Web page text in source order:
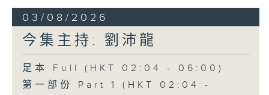
03/08/2026
今集主持: 劉沛龍
足本 Full (HKT 02:04 - 06:00)
第一部份 Part 1 (HKT 02:04 -